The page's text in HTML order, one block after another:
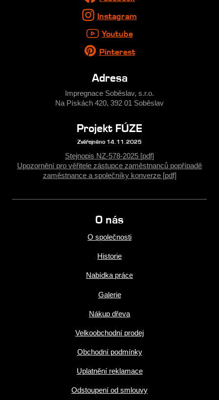
Instagram
Youtube
Pinterest
Adresa
Impregnace Soběslav, s.r.o.
Na Pískách 420, 392 01 Soběslav
Projekt FÚZE
Zvěřejněno 14.11.2025
Stejnopis NZ-578-2025 [pdf]
Upozornění pro věřitele zástupce zaměstnanců popřípadě
zaměstnance a společníky konverze [pdf]
O nás
O společnosti
Historie
Nabídka práce
Galerie
Nákup dřeva
Velkoobchodní prodej
Obchodní podmínky
Uplatnění reklamace
Odstoupení od smlouvy